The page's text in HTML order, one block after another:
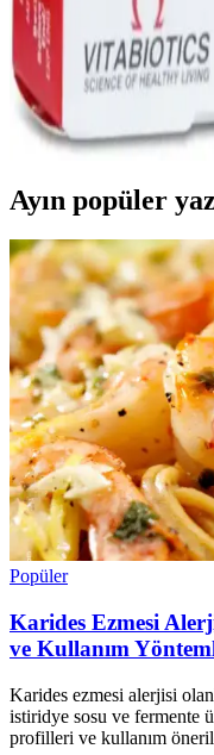
Feroglobin: Demir
Kan ve Enerji Desteği
Feroglobin, demir, çinko
bir takviyedir. Demir
sağlar, bağışıklığı
Ayın popüler
Popüler
Karides Ezmesi
ve Kullanım
Karides ezmesi alerjisi
istiridye sosu ve fermente
profilleri ve kullanım